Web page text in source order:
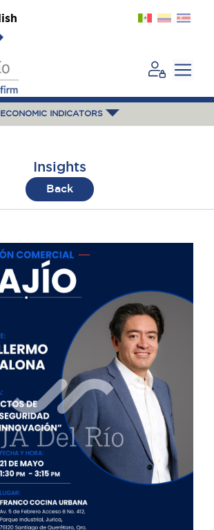
ECONOMIC INDICATORS
Insights
Back